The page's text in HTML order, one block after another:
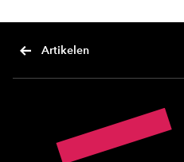
Artikelen